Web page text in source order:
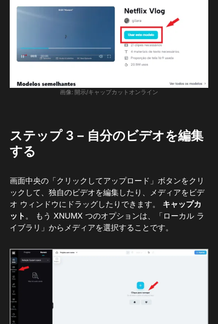
画像: 開示/キャップカットオンライン
ステップ 3 – 自分のビデオを編集
する
画面中央の「クリックしてアップロード」ボタンをクリ
ックして、独自のビデオを編集したり、メディアをビデ
オ ウィンドウにドラッグしたりできます。 キャップカ
ット 。 もう XNUMX つのオプションは、「ローカル ラ
イブラリ」からメディアを選択することです。